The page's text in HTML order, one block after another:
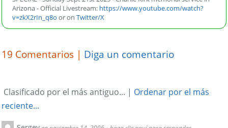
Arizona - Official Livestream: https://www.youtube.com/watch?
v=zkX2rIn_q8o or onTwitter/X
19 Comentarios | Diga un comentario
Clasificado por el más antiguo... | Ordenar por el más
reciente...